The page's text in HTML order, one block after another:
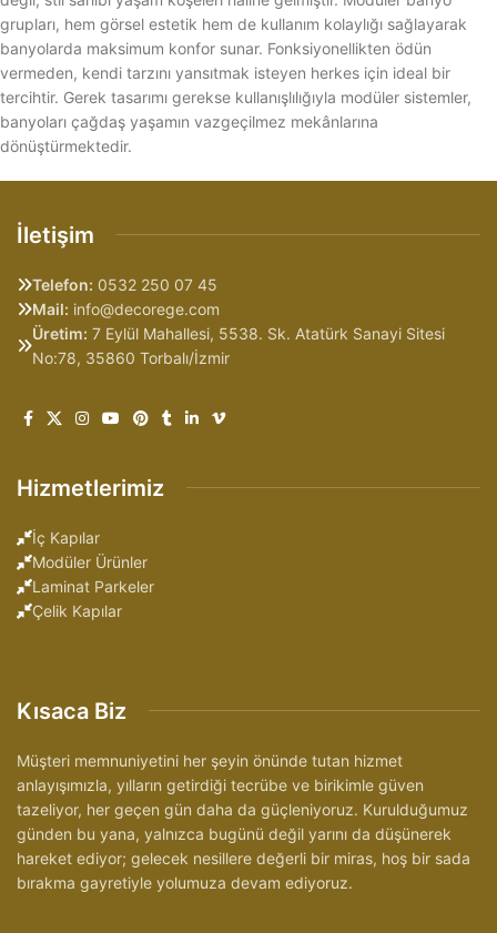
grupları, hem görsel estetik hem de kullanım kolaylığı sağlayarak
banyolarda maksimum konfor sunar. Fonksiyonellikten ödün
vermeden, kendi tarzını yansıtmak isteyen herkes için ideal bir
tercihtir. Gerek tasarımı gerekse kullanışlılığıyla modüler sistemler,
banyoları çağdaş yaşamın vazgeçilmez mekânlarına
dönüştürmektedir.
İletişim
Telefon: 0532 250 07 45
Mail: info@decorege.com
Üretim: 7 Eylül Mahallesi, 5538. Sk. Atatürk Sanayi Sitesi
No:78, 35860 Torbalı/İzmir
Hizmetlerimiz
İç Kapılar
Modüler Ürünler
Laminat Parkeler
Çelik Kapılar
Kısaca Biz
Müşteri memnuniyetini her şeyin önünde tutan hizmet
anlayışımızla, yılların getirdiği tecrübe ve birikimle güven
tazeliyor, her geçen gün daha da güçleniyoruz. Kurulduğumuz
günden bu yana, yalnızca bugünü değil yarını da düşünerek
hareket ediyor; gelecek nesillere değerli bir miras, hoş bir sada
bırakma gayretiyle yolumuza devam ediyoruz.